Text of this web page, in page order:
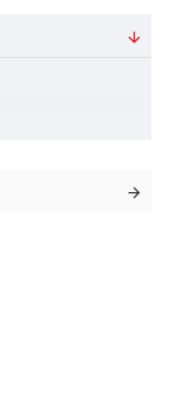
款
認入帳後3